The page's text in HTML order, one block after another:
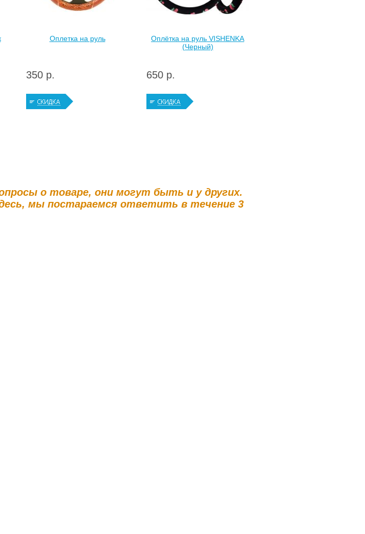
Оплетка на руль
350 р.
Оплётка на руль VISHENKA
(Черный)
650 р.
о товаре, они могут быть и у других.
мы постараемся ответить в течение 3